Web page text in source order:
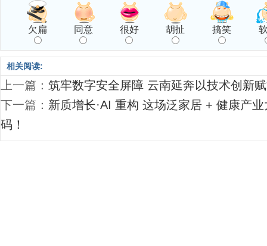
欠扁 同意 很好 胡扯 搞笑
相关阅读:
上一篇： 筑牢数字安全屏障 云南延奔以技术创新
下一篇： 新质增长·AI 重构 这场泛家居 + 健康产
码！